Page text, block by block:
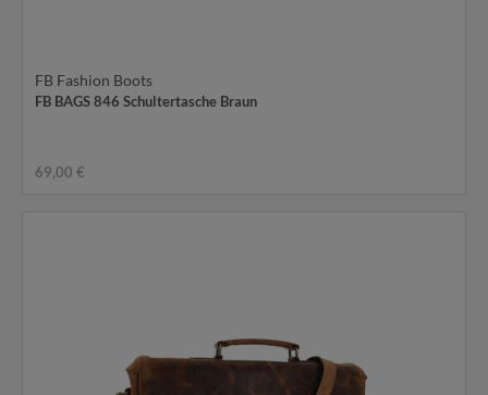
FB Fashion Boots
FB BAGS 846 Schultertasche Braun
69,00 €